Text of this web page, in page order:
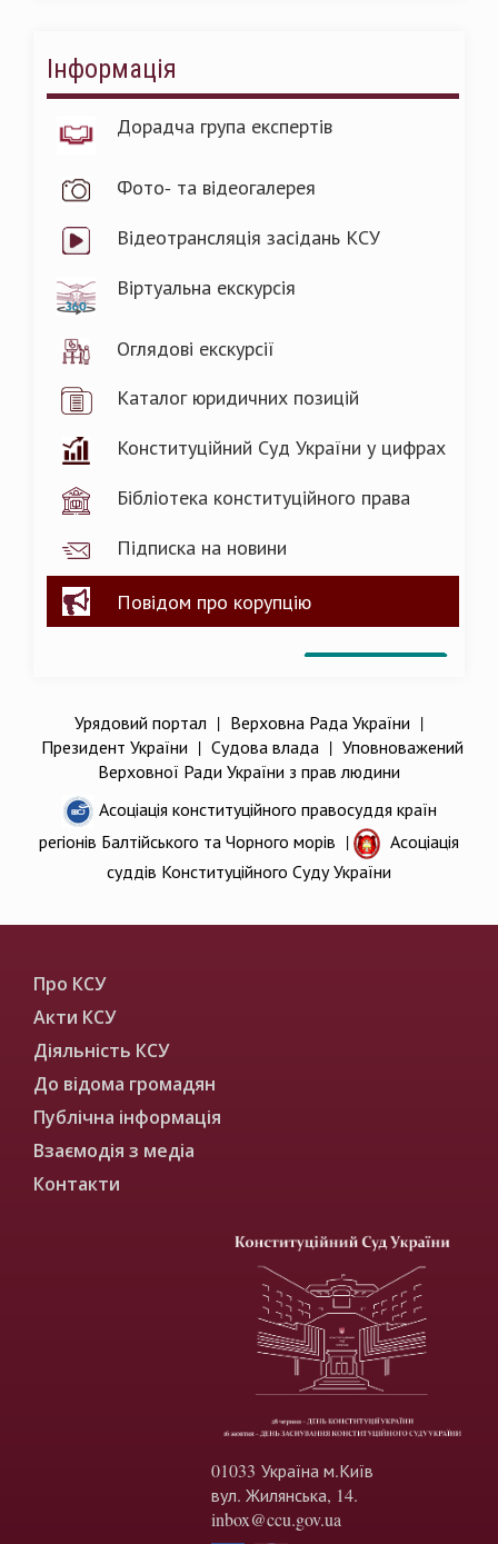
Інформація
Дорадча група експертів
Фото- та відеогалерея
Відеотрансляція засідань КСУ
Віртуальна екскурсія
Оглядові екскурсії
Каталог юридичних позицій
Конституційний Суд України у цифрах
Бібліотека конституційного права
Підписка на новини
Повідом про корупцію
Урядовий портал | Верховна Рада України |
Президент України | Судова влада| Уповноважений
Верховної Ради України з прав людини
Асоціація конституційного правосуддя країн
регіонів Балтійського та Чорного морів |
Асоціація
суддів Конституційного Суду України
Про КСУ
Акти КСУ
Діяльність КСУ
До відома громадян
Публічна інформація
Взаємодія з медіа
Контакти
01033 Україна м.Київ
вул. Жилянська, 14.
inbox@ccu.gov.ua